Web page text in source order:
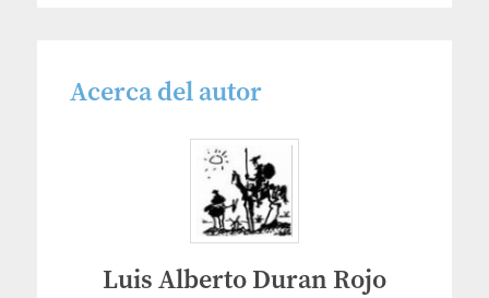
Acerca del autor
Luis Alberto Duran Rojo